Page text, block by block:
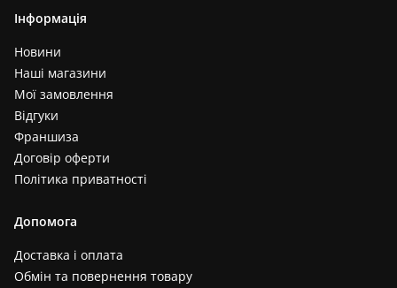
Інформація
Новини
Наші магазини
Мої замовлення
Відгуки
Франшиза
Договір оферти
Політика приватності
Допомога
Доставка і оплата
Обмін та повернення товару